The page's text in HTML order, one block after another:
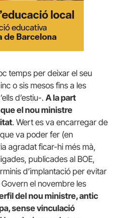
temps per deixar el seu
o sis mesos fins a les
d’estiu-. A la part
el nou ministre
. Wert es va encarregar de
va poder fer (en
agradat ficar-hi més mà,
publicades al BOE,
d’implantació per evitar
el novembre les
del nou ministre, antic
sense vinculació